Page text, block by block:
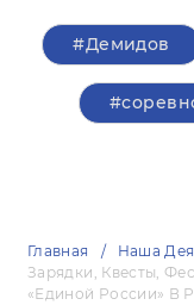
#Демидов
Главная Наша
Зарядки, Квесты,
«Единой России» В